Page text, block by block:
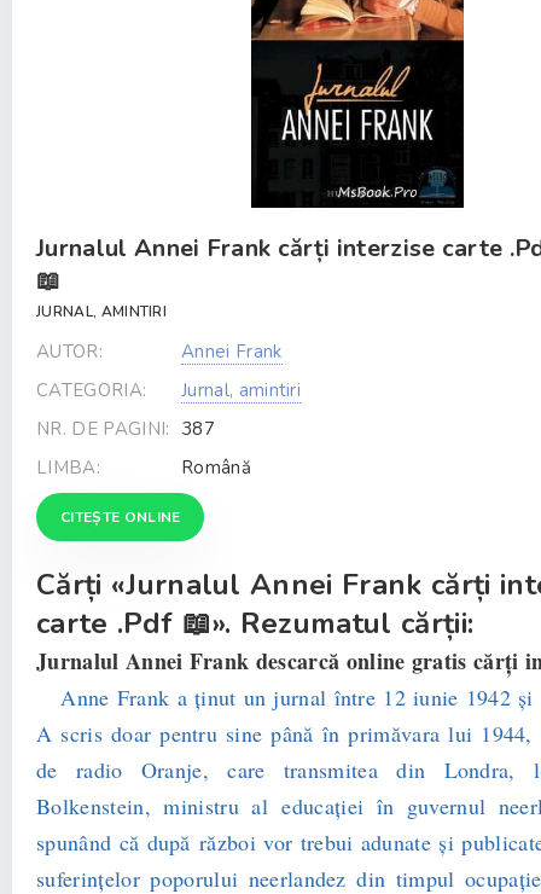
Jurnalul Annei Frank cărți interzise carte
📖
JURNAL, AMINTIRI
AUTOR:
Annei Frank
CATEGORIA:
Jurnal, amintiri
NR. DE PAGINI: 387
LIMBA:
Română
CITEȘTE ONLINE
Cărți «Jurnalul Annei Frank cărți
carte .Pdf 📖». Rezumatul cărții:
Jurnalul Annei Frank descarcă online gratis cărți
Anne Frank a ţinut un jurnal între 12 iunie 1942 și
A scris doar pentru sine până în primăvara lui 1944,
de radio Oranje, care transmitea din
Bolkenstein, ministru al educaţiei în guvernul
spunând că după război vor trebui adunate și
suferinţelor poporului neerlandez din timpul